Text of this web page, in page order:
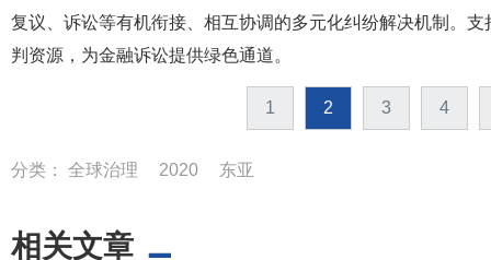
复议、诉讼等有机衔接、相互协调的多元化纠纷解决机制。
判资源，为金融诉讼提供绿色通道。
1 2 3 4
分类： 全球治理 2020 东亚
相关文章